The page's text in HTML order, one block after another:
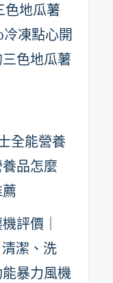
色地瓜薯
凍點心開
色地瓜薯
全能營養
品怎麼
評價｜
潔、洗
暴力風機